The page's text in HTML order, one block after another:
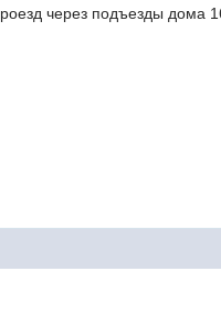
через подъезды дома